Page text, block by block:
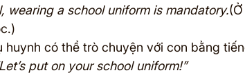
wearing a school uniform is mandatory.
huynh có thể trò chuyện với con bằng
put on your school uniform!”